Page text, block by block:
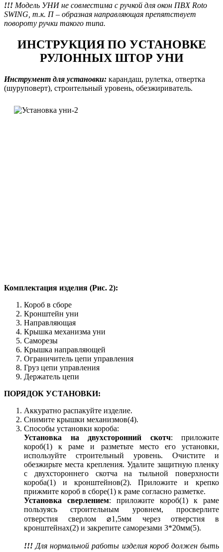
!!! Модель УНИ не совместима с ручкой для окон ПВХ Roto
SWING, т.к. П – образная направляющая препятствует
повороту ручки такого типа.
ИНСТРУКЦИЯ ПО УСТАНОВКЕ
РУЛОННЫХ ШТОР УНИ
Инструмент для установки: карандаш, рулетка, отвертка
(шуруповерт), строительный уровень, обезжириватель.
Комплектация изделия (Рис. 2):
Короб в сборе
Кронштейн уни
Направляющая
Крышка механизма уни
Саморезы
Крышка направляющей
Ограничитель цепи управления
Груз цепи управления
Держатель цепи
ПОРЯДОК УСТАНОВКИ:
Аккуратно распакуйте изделие.
Снимите крышки механизмов(4).
Способы установки короба:
Установка на двухсторонний скотч: приложите
короб(1) к раме и разметьте место его установки,
используйте строительный уровень. Очистите и
обезжирьте места крепления. Удалите защитную пленку
с двухстороннего скотча на тыльной поверхности
короба(1) и кронштейнов(2). Приложите и крепко
прижмите короб в сборе(1) к раме согласно разметке.
Установка сверлением: приложите короб(1) к раме
пользуясь строительным уровнем, просверлите
отверстия сверлом ⌀1,5мм через отверстия в
кронштейнах(2) и закрепите саморезами 3*20мм(5).
!!! Для нормальной работы изделия короб должен быть